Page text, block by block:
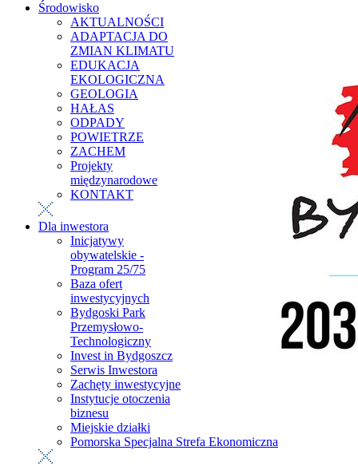
Środowisko
AKTUALNOŚCI
ADAPTACJA DO
ZMIAN KLIMATU
EDUKACJA
EKOLOGICZNA
GEOLOGIA
HAŁAS
ODPADY
POWIETRZE
ZACHEM
Projekty
międzynarodowe
KONTAKT
Dla inwestora
Inicjatywy
obywatelskie -
Program 25/75
Baza ofert
inwestycyjnych
Bydgoski Park
Przemysłowo-
Technologiczny
Invest in Bydgoszcz
Serwis Inwestora
Zachęty inwestycyjne
Instytucje otoczenia
biznesu
Miejskie działki
Pomorska Specjalna Strefa Ekonomiczna